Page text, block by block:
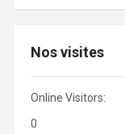
Nos visites
Online Visitors:
0